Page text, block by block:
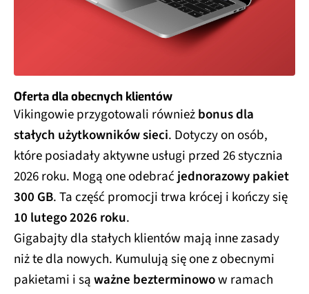
Oferta dla obecnych klientów
Vikingowie przygotowali równieżbonus dla
stałych użytkowników sieci. Dotyczy on osób,
które posiadały aktywne usługi przed 26 stycznia
2026 roku. Mogą one odebrać jednorazowy pakiet
300 GB. Ta część promocji trwa krócej i kończy się
10 lutego 2026 roku.
Gigabajty dla stałych klientów mają inne zasady
niż te dla nowych. Kumulują się one z obecnymi
pakietami i sąważne bezterminowow ramach